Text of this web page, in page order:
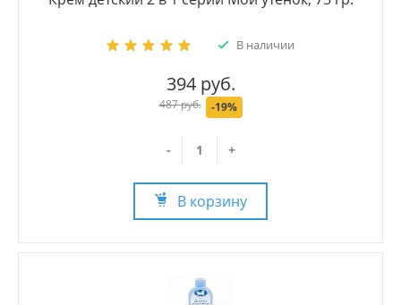
В наличии
394 руб.
487 руб. -19%
- +
В корзину